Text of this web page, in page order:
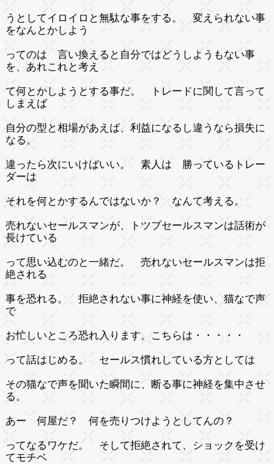
うとしてイロイロと無駄な事をする。 変えられない事
をなんとかしよう
ってのは 言い換えると自分ではどうしようもない事
を、あれこれと考え
て何とかしようとする事だ。 トレードに関して言って
しまえば
自分の型と相場があえば、利益になるし違うなら損失に
なる。
違ったら次にいけばいい。 素人は 勝っているトレー
ダーは
それを何とかするんではないか？ なんて考える。
売れないセールスマンが、トツプセールスマンは話術が
長けている
って思い込むのと一緒だ。 売れないセールスマンは拒
絶される
事を恐れる。 拒絶されない事に神経を使い、猫なで声
で
お忙しいところ恐れ入ります。こちらは・・・・・
って話はじめる。 セールス慣れしている方としては
その猫なで声を聞いた瞬間に、断る事に神経を集中させ
る。
あー 何屋だ？ 何を売りつけようとしてんの？
ってなるワケだ。 そして拒絶されて、ショックを受け
てモチベ